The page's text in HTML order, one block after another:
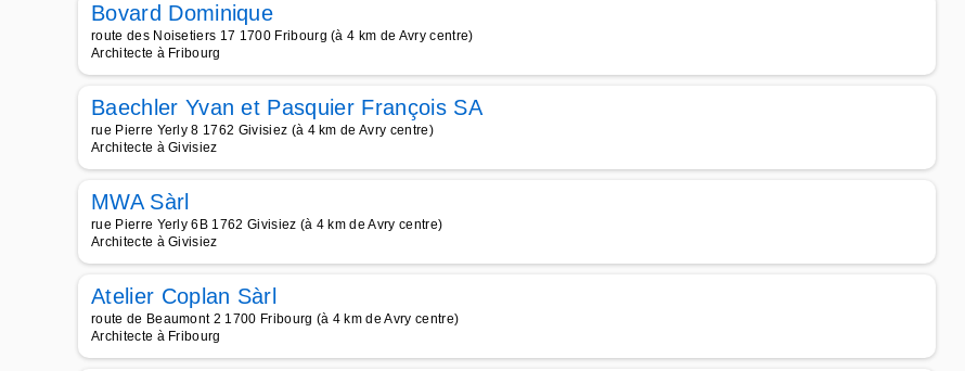
Bovard Dominique
route des Noisetiers 17 1700 Fribourg (à 4 km de Avry centre)
Architecte à Fribourg
Baechler Yvan et Pasquier François SA
rue Pierre Yerly 8 1762 Givisiez (à 4 km de Avry centre)
Architecte à Givisiez
MWA Sàrl
rue Pierre Yerly 6B 1762 Givisiez (à 4 km de Avry centre)
Architecte à Givisiez
Atelier Coplan Sàrl
route de Beaumont 2 1700 Fribourg (à 4 km de Avry centre)
Architecte à Fribourg